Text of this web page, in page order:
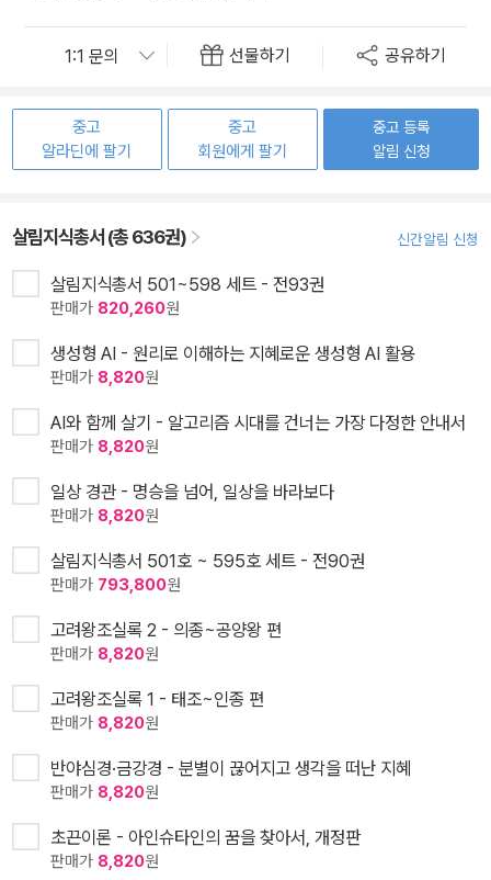
선물하기 공유하기
중고
알라딘에 팔기
중고
회원에게 팔기
중고 등록
알림 신청
살림지식총서 (총 636권) 신간알림 신청
살림지식총서 501~598 세트 - 전93권
판매가 820,260원
생성형 AI - 원리로 이해하는 지혜로운 생성형 AI 활용
판매가 8,820원
AI와 함께 살기 - 알고리즘 시대를 건너는 가장 다정한 안내서
판매가 8,820원
일상 경관 - 명승을 넘어, 일상을 바라보다
판매가 8,820원
살림지식총서 501호 ~ 595호 세트 - 전90권
판매가 793,800원
고려왕조실록 2 - 의종~공양왕 편
판매가 8,820원
고려왕조실록 1 - 태조~인종 편
판매가 8,820원
반야심경·금강경 - 분별이 끊어지고 생각을 떠난 지혜
판매가 8,820원
초끈이론 - 아인슈타인의 꿈을 찾아서, 개정판
판매가 8,820원